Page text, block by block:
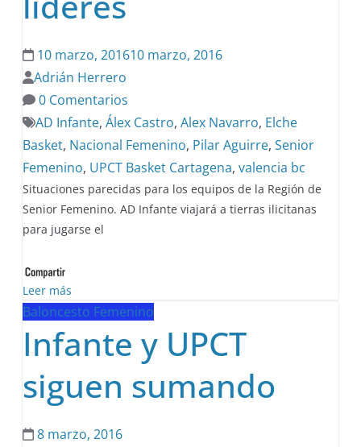
10 marzo, 201610 marzo, 2016
Adrián Herrero
0 Comentarios
AD Infante,Álex Castro,Alex Navarro, Elche
Basket, Nacional Femenino, Pilar Aguirre,Senior
Femenino, UPCT Basket Cartagena,valencia bc
Situaciones parecidas para los equipos de la Región de
Senior Femenino. AD Infante viajará a tierras ilicitanas
para jugarse el
Leer más
Baloncesto Femenino
Infante y UPCT
siguen sumando
8 marzo, 2016